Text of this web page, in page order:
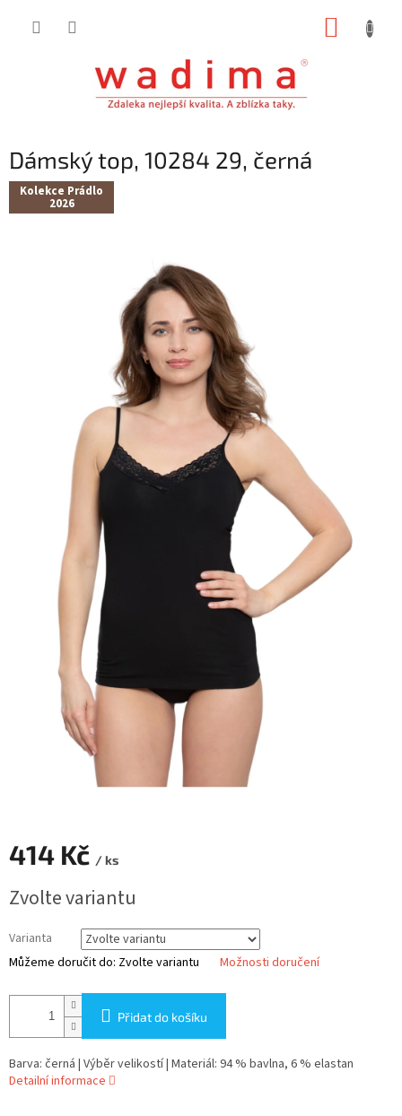
Dámský top, 10284 29, černá
Kolekce Prádlo
2026
414 Kč / ks
cena:
Zvolte variantu
Varianta
Můžeme doručit do: Zvolte variantu Možnosti doručení
Přidat do košíku
Barva: černá | Výběr velikostí | Materiál: 94 % bavlna, 6 % elastan
Detailní informace